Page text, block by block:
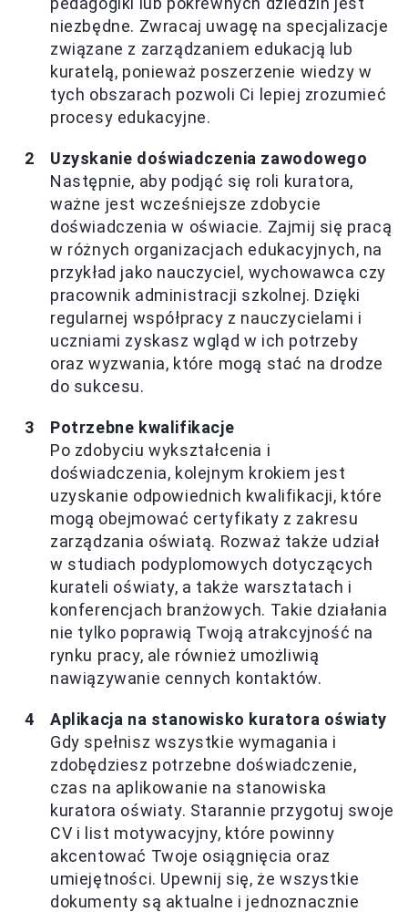
niezbędne. Zwracaj uwagę na specjalizacje
związane z zarządzaniem edukacją lub
kuratelą, ponieważ poszerzenie wiedzy w
tych obszarach pozwoli Ci lepiej zrozumieć
procesy edukacyjne.
Uzyskanie doświadczenia zawodowego
Następnie, aby podjąć się roli kuratora,
ważne jest wcześniejsze zdobycie
doświadczenia w oświacie. Zajmij się pracą
w różnych organizacjach edukacyjnych, na
przykład jako nauczyciel, wychowawca czy
pracownik administracji szkolnej. Dzięki
regularnej współpracy z nauczycielami i
uczniami zyskasz wgląd w ich potrzeby
oraz wyzwania, które mogą stać na drodze
do sukcesu.
Potrzebne kwalifikacje
Po zdobyciu wykształcenia i
doświadczenia, kolejnym krokiem jest
uzyskanie odpowiednich kwalifikacji, które
mogą obejmować certyfikaty z zakresu
zarządzania oświatą. Rozważ także udział
w studiach podyplomowych dotyczących
kurateli oświaty, a także warsztatach i
konferencjach branżowych. Takie działania
nie tylko poprawią Twoją atrakcyjność na
rynku pracy, ale również umożliwią
nawiązywanie cennych kontaktów.
Aplikacja na stanowisko kuratora oświaty
Gdy spełnisz wszystkie wymagania i
zdobędziesz potrzebne doświadczenie,
czas na aplikowanie na stanowiska
kuratora oświaty. Starannie przygotuj swoje
CV i list motywacyjny, które powinny
akcentować Twoje osiągnięcia oraz
umiejętności. Upewnij się, że wszystkie
dokumenty są aktualne i jednoznacznie